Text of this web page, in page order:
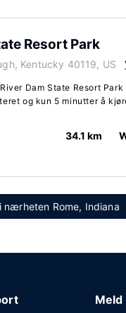
Resort Park
Kentucky 40119, US
Dam State Resort Park
og kun 5 minutter å
34.1 km
nærheten Rome, Indiana